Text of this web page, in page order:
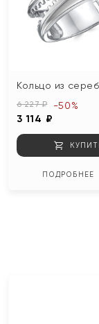
Кольцо из
6 227 ₽
3 114 ₽
-50%
ПОДРОБНЕЕ